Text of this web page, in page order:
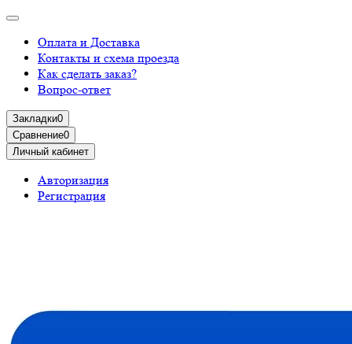
Оплата и Доставка
Контакты и схема проезда
Как сделать заказ?
Вопрос-ответ
Закладки0
Сравнение0
Личный кабинет
Авторизация
Регистрация